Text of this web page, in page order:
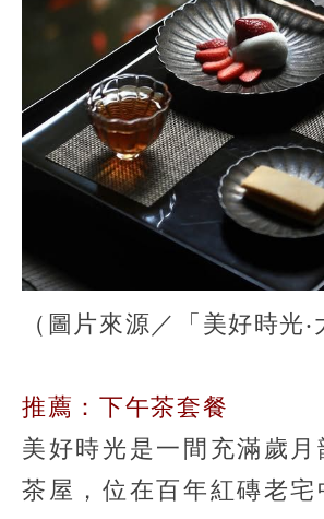
（圖片來源／「美好時光‧
推薦：下午茶套餐
美好時光是一間充滿歲月
茶屋，位在百年紅磚老宅